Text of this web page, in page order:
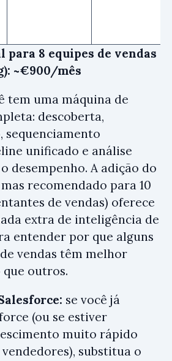
para 8 equipes de vendas
~€900/mês
tem uma máquina de
descoberta,
sequenciamento
unificado e análise
desempenho. A adição do
recomendado para 10
de vendas) oferece
extra de inteligência de
entender por que alguns
vendas têm melhor
que outros.
se você já
(ou se estiver
muito rápido
substitua o